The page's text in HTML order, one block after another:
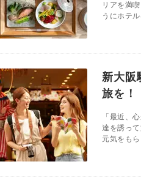
リアを満
うにホテ
新大阪
旅を！
「最近、
達を誘っ
元気をも